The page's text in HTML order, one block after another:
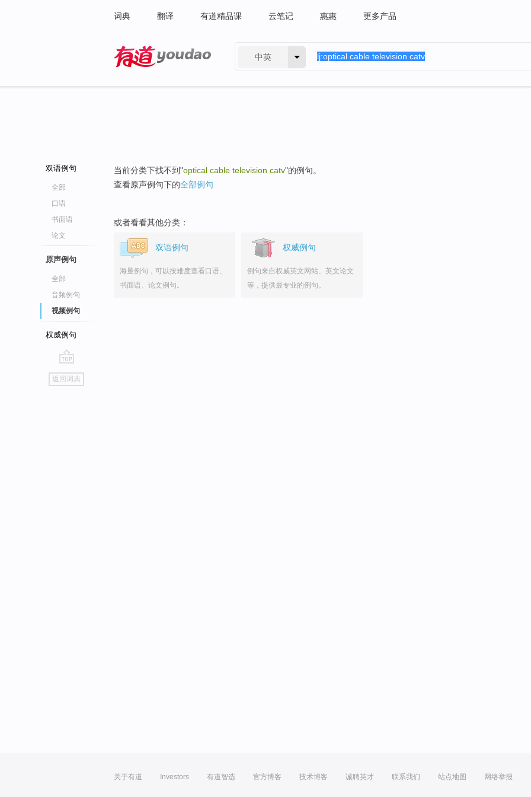
词典 翻译 有道精品课 云笔记 惠惠 更多产品
中英
双语例句
全部
口语
书面语
论文
原声例句
全部
音频例句
视频例句
权威例句
go
top
返回词典
当前分类下找不到"optical cable television catv"的例句。
查看原声例句下的全部例句
或者看看其他分类：
双语例句
海量例句，可以按难度查看口语、
书面语、论文例句。
权威例句
例句来自权威英文网站、英文论文
等，提供最专业的例句。
关于有道 Investors 有道智选 官方博客 技术博客 诚聘英才 联系我们 站点地图 网络举报